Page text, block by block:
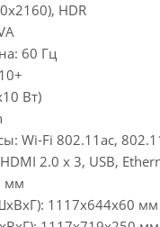
HDR
60 Гц
Вт)
Wi-Fi 802.11ac,
2.0 x 3, USB,
мм
1117x644x60 мм